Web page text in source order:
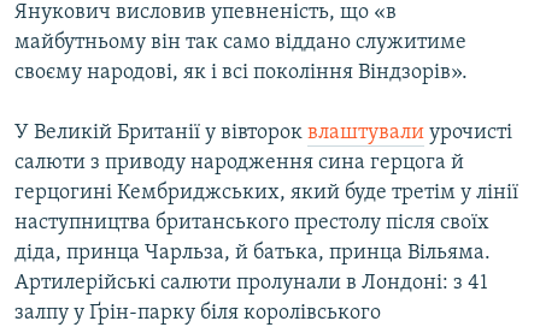
Янукович висловив упевненість, що «в
майбутньому він так само віддано служитиме
своєму народові, як і всі покоління Віндзорів».
У Великій Британії у вівторок влаштували урочисті
салюти з приводу народження сина герцога й
герцогині Кембриджських, який буде третім у лінії
наступництва британського престолу після своїх
діда, принца Чарльза, й батька, принца Вільяма.
Артилерійські салюти пролунали в Лондоні: з 41
залпу у Ґрін-парку біля королівського